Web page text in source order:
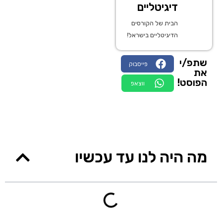
דיגיטליים
הבית של הקורסים
הדיגיטליים בישראל!
שתפ/י
את
הפוסט!
פייסבוק
ווצאפ
מה היה לנו עד עכשיו